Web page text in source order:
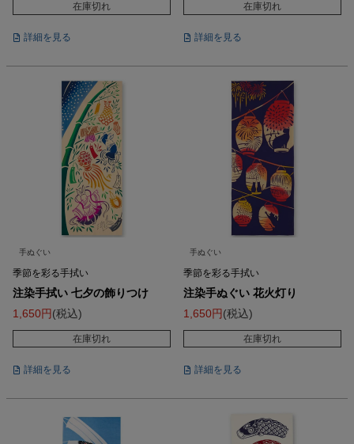
在庫切れ
詳細を見る
在庫切れ
詳細を見る
手ぬぐい
季節を彩る手拭い
注染手拭い 七夕の飾りつけ
1,650
税込
在庫切れ
詳細を見る
手ぬぐい
季節を彩る手拭い
注染手ぬぐい 花火灯り
1,650
税込
在庫切れ
詳細を見る